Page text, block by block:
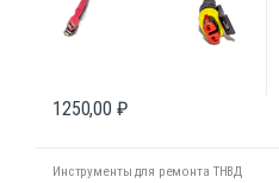
1250,00 ₽
Инструменты для ремонта ТНВД